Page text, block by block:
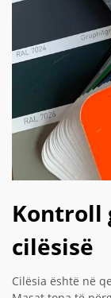
Kontroll
cilësisë
Cilësia është në